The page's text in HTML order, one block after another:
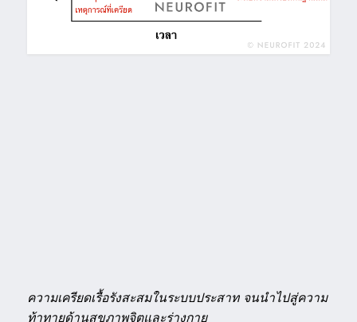
ความเครียดเรื้อรังสะสมในระบบประสาท จนนำไปสู่ความ
ท้าทายด้านสุขภาพจิตและร่างกาย